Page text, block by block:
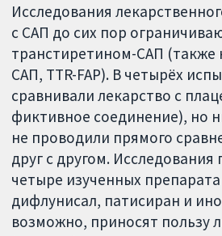
Исследования
с САП до сих пор
транстиретином-САП
САП, TTR-FAP). В четырёх
сравнивали лекарство с
фиктивное соединение), но
не проводили прямого
друг с другом. Исследования
четыре изученных
дифлунисал, патисиран и
возможно, приносят пользу